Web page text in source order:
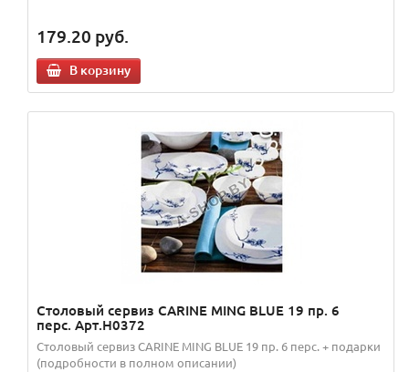
179.20 руб.
В корзину
Столовый сервиз CARINE MING BLUE 19 пр. 6
перс. Арт.H0372
Столовый сервиз CARINE MING BLUE 19 пр. 6 перс. + подарки
(подробности в полном описании)